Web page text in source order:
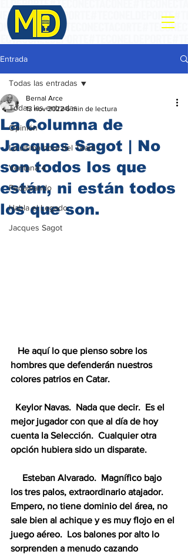
Entrada
Todas las entradas
Opinión
La ultima hora del Team
Ventana 4
Pedaleando
Habla el Legado
Jacques Sagot
Todas las entradas
La Columna de
Jacques Sagot | No
son todos los que
están, ni están todos
los que son.
Bernal Arce
13 nov 2022 6 min de lectura
hombres que defenderán nuestros
colores patrios en Catar.
mejor jugador con que al día de hoy
cuenta la Selección.  Cualquier otra
opción hubiera sido un disparate.
los tres palos, extraordinario atajador.
Empero, no tiene dominio del área, no
sale bien al achique y es muy flojo en el
juego aéreo.  Los balones por alto lo
sorprenden a menudo cazando